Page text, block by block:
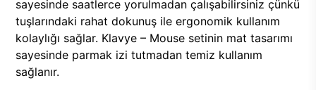
sayesinde saatlerce yorulmadan çalışabilirsiniz çünkü
tuşlarındaki rahat dokunuş ile ergonomik kullanım
kolaylığı sağlar. Klavye – Mouse setinin mat tasarımı
sayesinde parmak izi tutmadan temiz kullanım
sağlanır.